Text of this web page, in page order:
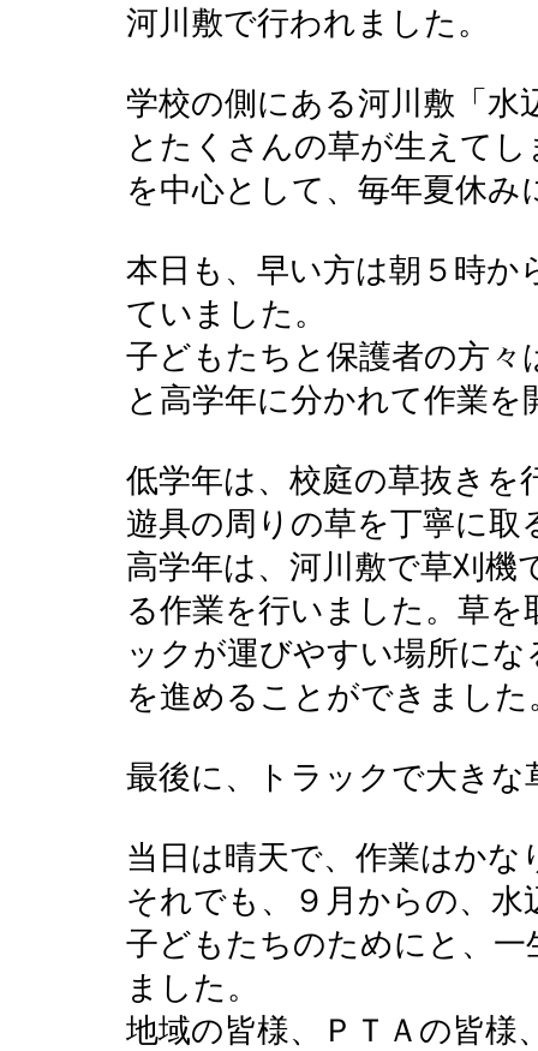
河川敷で行われました。
学校の側にある河川敷「水
とたくさんの草が生えて
を中心として、毎年夏休
本日も、早い方は朝５時か
ていました。
子どもたちと保護者の方々
と高学年に分かれて作業を
低学年は、校庭の草抜き
遊具の周りの草を丁寧に
高学年は、河川敷で草刈機
る作業を行いました。草
ックが運びやすい場所に
を進めることができました
最後に、トラックで大き
当日は晴天で、作業はか
それでも、９月からの、
子どもたちのためにと、
ました。
地域の皆様、ＰＴＡの皆様